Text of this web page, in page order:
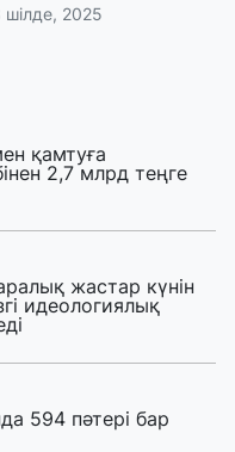
шілде, 2025
қамтуға
2,7 млрд теңге
жастар күнін
идеологиялық
594 пәтері бар